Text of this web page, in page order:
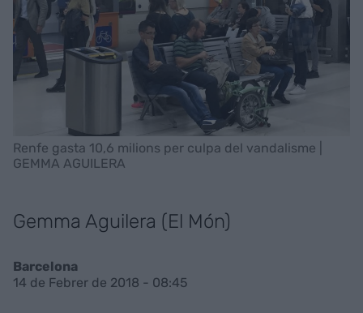
Renfe gasta 10,6 milions per culpa del vandalisme |
GEMMA AGUILERA
Gemma Aguilera (El Món)
Barcelona
14 de Febrer de 2018 - 08:45